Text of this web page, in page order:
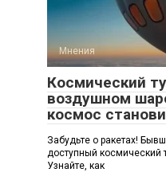
Мнения
Космический
воздушном
космос
Забудьте о ракетах!
доступный космический
Узнайте, как